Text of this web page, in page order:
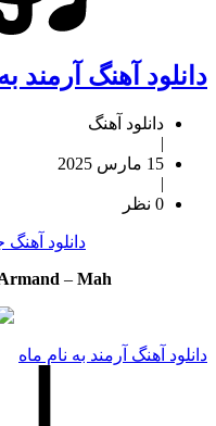
دانلود آهنگ آرمند
دانلود آهنگ
|
15 مارس 2025
|
0 نظر
دانلود آهنگ
– Mah
دانلود آهنگ آرمند به نام ماه